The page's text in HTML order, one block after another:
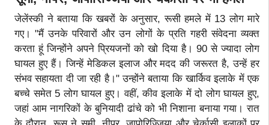
जेलेंस्की ने बताया कि खबरों के अनुसार, रूसी हमले में 13 लोग मारे
गए। "मैं उनके परिवारों और उन लोगों के प्रति गहरी संवेदना व्यक्त
करता हूं जिन्होंने अपने प्रियजनों को खो दिया है। 90 से ज्यादा लोग
घायल हुए हैं। जिन्हें मेडिकल इलाज और मदद की जरूरत है, उन्हें हर
संभव सहायता दी जा रही है।" उन्होंने बताया कि खार्किव इलाके में एक
बच्चे समेत 5 लोग घायल हुए। वहीं, कीव इलाके में दो लोग घायल हुए,
जहां आम नागरिकों के बुनियादी ढांचे को भी निशाना बनाया गया। रात